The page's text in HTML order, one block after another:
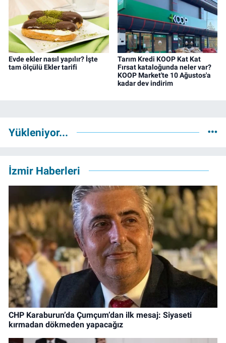
Evde ekler nasıl yapılır? İşte
tam ölçülü Ekler tarifi
Tarım Kredi KOOP Kat Kat
Fırsat kataloğunda neler var?
KOOP Market'te 10 Ağustos'a
kadar dev indirim
Yükleniyor...
İzmir Haberleri
CHP Karaburun’da Çumçum’dan ilk mesaj: Siyaseti
kırmadan dökmeden yapacağız